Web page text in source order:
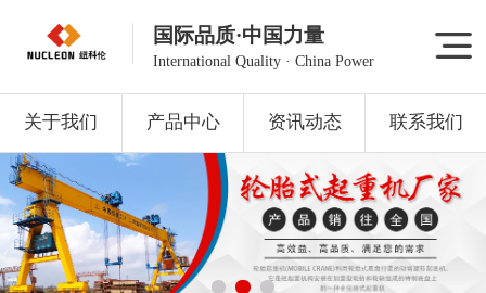
国际品质·中国力量
International Quality · China Power
关于我们 产品中心 资讯动态 联系我们